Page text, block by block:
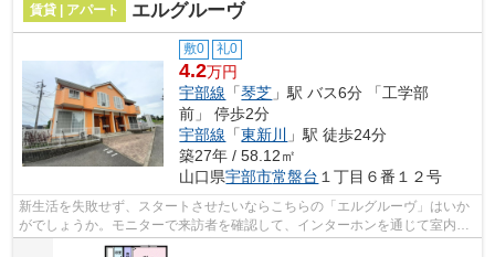
賃貸 | アパート エルグルーヴ
敷0 礼0
4.2万円
宇部線 「琴芝 」駅 バス6分 「工学部
前」 停歩2分
宇部線 「東新川
」駅 徒歩24分
築27年 / 58.12㎡
山口県宇部市常盤台 １丁目６番１２号
新生活を失敗せず、スタートさせたいならこちらの「エルグルーヴ」はいか
がでしょうか。モニターで来訪者を確認して、インターホンを通じて室内か
ら会話することができます。独立洗面...